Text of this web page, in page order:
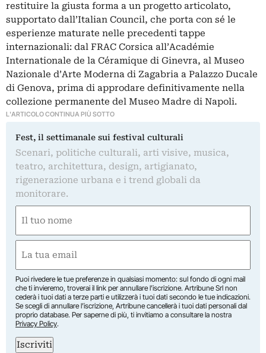
restituire la giusta forma a un progetto articolato,
supportato dall’Italian Council, che porta con sé le
esperienze maturate nelle precedenti tappe
internazionali: dal FRAC Corsica all’Académie
Internationale de la Céramique di Ginevra, al Museo
Nazionale d’Arte Moderna di Zagabria a Palazzo Ducale
di Genova, prima di approdare definitivamente nella
collezione permanente del Museo Madre di Napoli.
L'ARTICOLO CONTINUA PIÙ SOTTO
Fest, il settimanale sui festival culturali
Scenari, politiche culturali, arti visive, musica,
teatro, architettura, design, artigianato,
rigenerazione urbana e i trend globali da
monitorare.
(Obbligatorio)
Nome
(Obbligatorio)
Puoi rivedere le tue preferenze in qualsiasi momento: sul fondo di ogni mail
che ti invieremo, troverai il link per annullare l’iscrizione. Artribune Srl non
cederà i tuoi dati a terze parti e utilizzerà i tuoi dati secondo le tue indicazioni.
Se scegli di annullare l’iscrizione, Artribune cancellerà i tuoi dati personali dal
proprio database. Per saperne di più, ti invitiamo a consultare la nostra
Privacy Policy.
Iscriviti